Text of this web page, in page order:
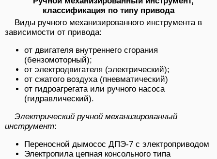
классификация по типу привода
Виды ручного механизированного инструмента в
зависимости от привода:
от двигателя внутреннего сгорания
(бензомоторный);
от электродвигателя (электрический);
от сжатого воздуха (пневматический)
от гидроагрегата или ручного насоса
(гидравлический).
Электрический ручной механизированный
инструмент:
Переносной дымосос ДПЭ-7 с электроприводом
Электропила цепная консольного типа